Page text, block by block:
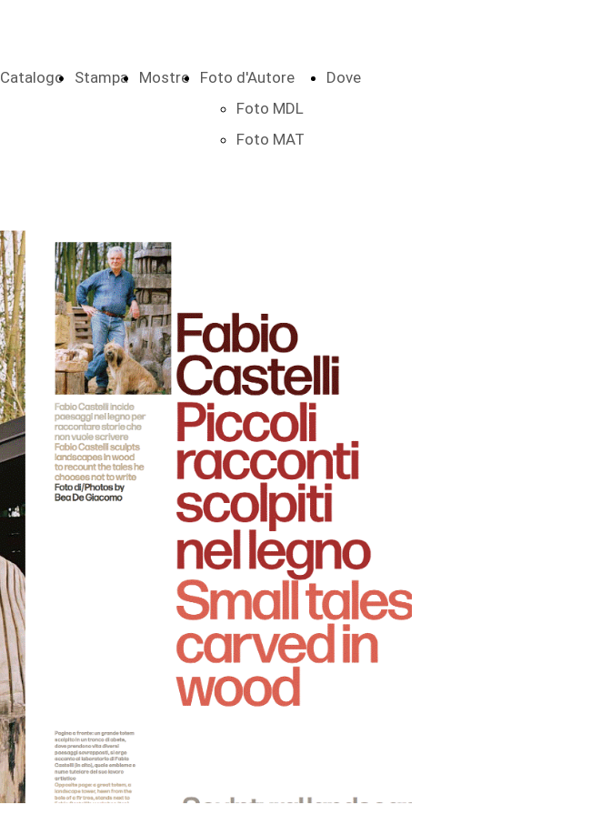
Catalogo Stampa Mostre
Foto d'Autore
Foto MDL
Foto MAT
Dove